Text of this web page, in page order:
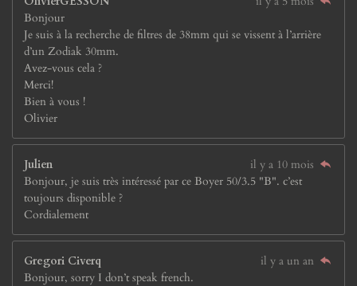
Bonjour
Je suis à la recherche de filtres de 38mm qui se vissent à l’arrière
d’un Zodiak 30mm.
Avez-vous cela ?
Merci!
Bien à vous !
Olivier
Julien
il y a 10 mois
Bonjour, je suis très intéressé par ce Boyer 50/3.5 "B". c’est
toujours disponible ?
Cordialement
Gregori Civerq
il y a un an
Bonjour, sorry I don’t speak french.